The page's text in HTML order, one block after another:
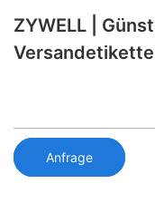
ZYWELL |
Anfrage